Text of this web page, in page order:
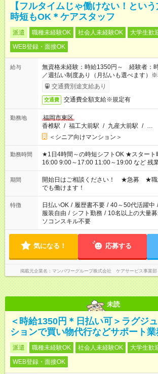
【フルタイムじゃ働けない！とい
時短もOK＊ケアスタッフ
派遣 職種未経験OK 社会人未経験OK 大学生歓
WEB登録・面接OK
給与
無資格未経験：時給1350円～ 経験者：
／週払い制度あり（月払いも選べます）※
了次第のお支払いとなります。
交通費別途支給あり
交通費 交通費全額支給※規定有
勤務地
福岡市東区
香椎駅 / 福工大前駅 / 九産大前駅 / …
＜シニア向けマンション＞
勤務時間
★1日4時間～の時短シフトOK ★スタート時間選べます！ 7:00～
16:00 9:00～17:00 11:00～19:00 など 残業なし！ ※W
場合、他のお仕事と合わせ週40時間超の
ん ※法令に基づき、週20時間以上勤務は
となります ※労働者派遣法（日雇い派遣
短時間・短期間の就業はご案内が難しい
期間
開始日はご相談ください！ ★急募 ★職
でも働けます！
特徴 日払いOK / 履歴書不要 / 40～50代活躍中 /
服装自由 / シフト勤務 / 10名以上の大量
ソコンスキル不要
気になる！ 応募する
掲載元企業名 マンパワーグループ株式会社 ケアサービス事業
未読
＜時給1350円＊日払い可＞ラグジ
ションで買い物代行などサポート業
派遣 職種未経験OK 社会人未経験OK 大学生歓
WEB登録・面接OK